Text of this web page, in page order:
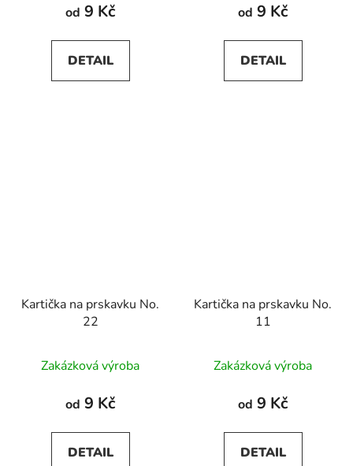
od 9 Kč
DETAIL
od 9 Kč
DETAIL
Kartička na prskavku No.
22
Zakázková výroba
od 9 Kč
DETAIL
Kartička na prskavku No.
11
Zakázková výroba
od 9 Kč
DETAIL